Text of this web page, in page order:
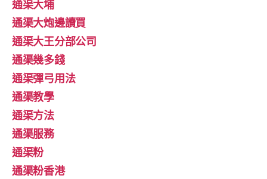
通渠大埔
通渠大炮邊讀買
通渠大王分部公司
通渠幾多錢
通渠彈弓用法
通渠教學
通渠方法
通渠服務
通渠粉
通渠粉香港